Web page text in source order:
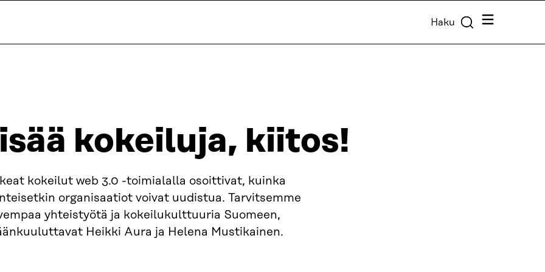
Haku Valikko
kokeiluja, kiitos!
kokeilut web 3.0 -toimialalla osoittivat, kuinka
organisaatiot voivat uudistua. Tarvitsemme
yhteistyötä ja kokeilukulttuuria Suomeen,
Heikki Aura ja Helena Mustikainen.